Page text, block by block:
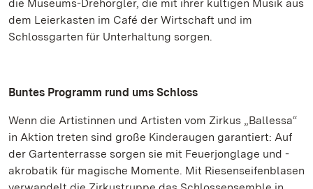
die Museums-Drehorgler, die mit ihrer kultigen Musik aus
dem Leierkasten im Café der Wirtschaft und im
Schlossgarten für Unterhaltung sorgen.
Buntes Programm rund ums Schloss
Wenn die Artistinnen und Artisten vom Zirkus „Ballessa“
in Aktion treten sind große Kinderaugen garantiert: Auf
der Gartenterrasse sorgen sie mit Feuerjonglage und -
akrobatik für magische Momente. Mit Riesenseifenblasen